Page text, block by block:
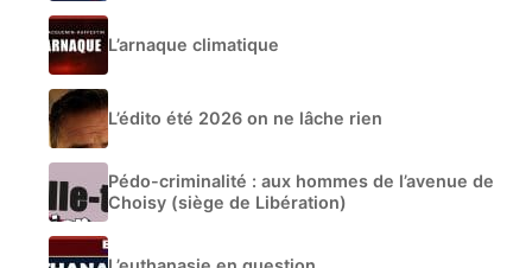
L’arnaque climatique
L’édito été 2026 on ne lâche rien
Pédo-criminalité : aux hommes de l’avenue de
Choisy (siège de Libération)